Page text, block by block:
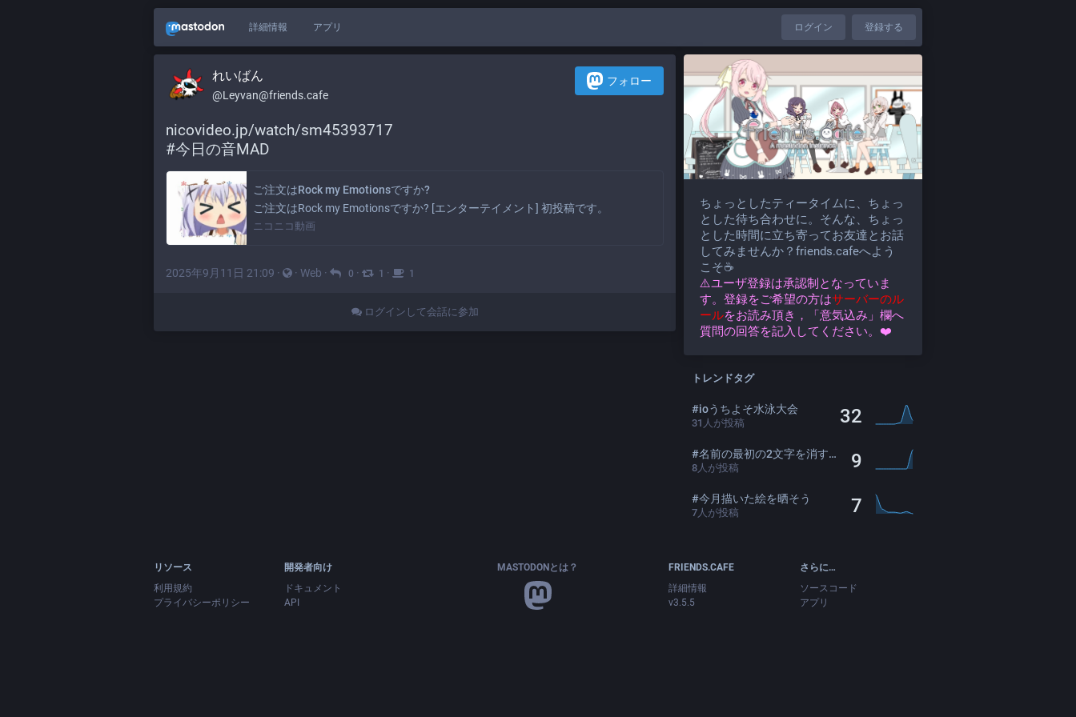
詳細情報 アプリ ログイン 登録する
れいばん
@Leyvan@friends.cafe
フォロー
nicovideo.jp/watch/sm45393717
#今日の音MAD
ご注文はRock my Emotionsですか?
ご注文はRock my Emotionsですか? [エンターテイメント] 初投稿です。
ニコニコ動画
2025年9月11日 21:09 · · Web · 0 · 1 · 1
ログインして会話に参加
ちょっとしたティータイムに、ちょっ
とした待ち合わせに。そんな、ちょっ
とした時間に立ち寄ってお友達とお話
してみませんか？friends.cafeへよう
こそ☕
⚠️ユーザ登録は承認制となっていま
す。登録をご希望の方はサーバーのル
ールをお読み頂き，「意気込み」欄へ
質問の回答を記入してください。❤️
トレンドタグ
#ioうちよそ水泳大会
31 人が投稿 32
#名前の最初の2文字を消すと存在感薄くなる
8人が投稿 9
#今月描いた絵を晒そう
7人が投稿 7
リソース
利用規約
プライバシーポリシー
開発者向け
ドキュメント
API
MASTODONとは？
FRIENDS.CAFE
詳細情報
v3.5.5
さらに…
ソースコード
アプリ